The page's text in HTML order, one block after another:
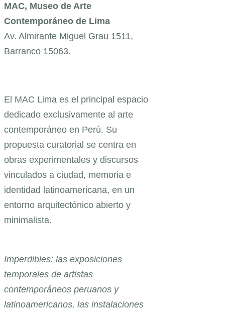
MAC, Museo de Arte
Contemporáneo de Lima
Av. Almirante Miguel Grau 1511,
Barranco 15063.
El MAC Lima es el principal espacio
dedicado exclusivamente al arte
contemporáneo en Perú. Su
propuesta curatorial se centra en
obras experimentales y discursos
vinculados a ciudad, memoria e
identidad latinoamericana, en un
entorno arquitectónico abierto y
minimalista.
Imperdibles: las exposiciones
temporales de artistas
contemporáneos peruanos y
latinoamericanos, las instalaciones